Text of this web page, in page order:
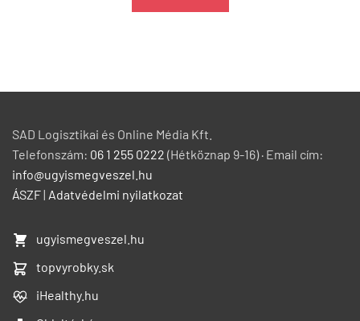
SAD Logisztikai és Online Média Kft.
Telefonszám: 06 1 255 0222 (Hétköznap 9-16) · Email cím:
info@ugyismegveszel.hu
ÁSZF| Adatvédelmi nyilatkozat
ugyismegveszel.hu
topvyrobky.sk
iHealthy.hu